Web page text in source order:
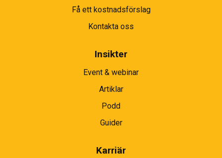
Få ett kostnadsförslag
Kontakta oss
Insikter
Event & webinar
Artiklar
Podd
Guider
Karriär